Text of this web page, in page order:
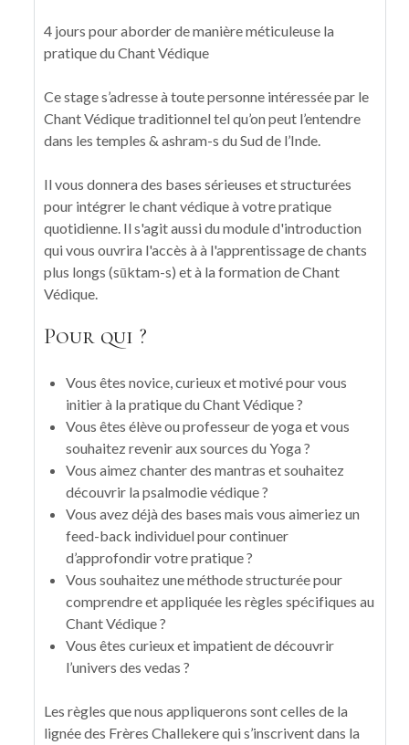
4 jours pour aborder de manière méticuleuse la
pratique du Chant Védique
Ce stage s’adresse à toute personne intéressée par le
Chant Védique traditionnel tel qu’on peut l’entendre
dans les temples & ashram-s du Sud de l’Inde.
Il vous donnera des bases sérieuses et structurées
pour intégrer le chant védique à votre pratique
quotidienne. Il s'agit aussi du module d'introduction
qui vous ouvrira l'accès à à l'apprentissage de chants
plus longs (sūktam-s) et à la formation de Chant
Védique.
Pour qui ?
Vous êtes novice, curieux et motivé pour vous
initier à la pratique du Chant Védique ?
Vous êtes élève ou professeur de yoga et vous
souhaitez revenir aux sources du Yoga ?
Vous aimez chanter des mantras et souhaitez
découvrir la psalmodie védique ?
Vous avez déjà des bases mais vous aimeriez un
feed-back individuel pour continuer
d’approfondir votre pratique ?
Vous souhaitez une méthode structurée pour
comprendre et appliquée les règles spécifiques au
Chant Védique ?
Vous êtes curieux et impatient de découvrir
l’univers des vedas ?
Les règles que nous appliquerons sont celles de la
lignée des Frères Challekere qui s’inscrivent dans la